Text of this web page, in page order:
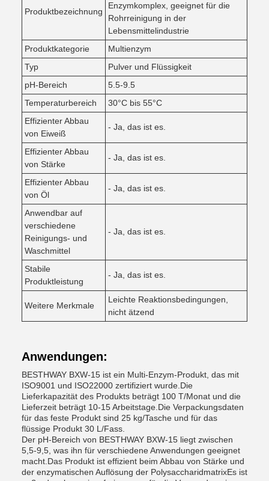
Produktbezeichnung
Enzymkomplex, geeignet für die
Rohrreinigung in der
Lebensmittelindustrie
Produktkategorie
Multienzym
Typ
Pulver und Flüssigkeit
pH-Bereich
5.5-9.5
Temperaturbereich
30°C bis 55°C
Effizienter Abbau
von Eiweiß
- Ja, das ist es.
Effizienter Abbau
von Stärke
- Ja, das ist es.
Effizienter Abbau
von Öl
- Ja, das ist es.
Anwendbar auf
verschiedene
Reinigungs- und
Waschmittel
- Ja, das ist es.
Stabile
Produktleistung
- Ja, das ist es.
Weitere Merkmale
Leichte Reaktionsbedingungen,
nicht ätzend
Anwendungen:
BESTHWAY BXW-15 ist ein Multi-Enzym-Produkt, das mit
ISO9001 und ISO22000 zertifiziert wurde.Die
Lieferkapazität des Produkts beträgt 100 T/Monat und die
Lieferzeit beträgt 10-15 Arbeitstage.Die Verpackungsdaten
für das feste Produkt sind 25 kg/Tasche und für das
flüssige Produkt 30 L/Fass.
Der pH-Bereich von BESTHWAY BXW-15 liegt zwischen
5,5-9,5, was ihn für verschiedene Anwendungen geeignet
macht.Das Produkt ist effizient beim Abbau von Stärke und
der enzymatischen Auflösung der PolysaccharidmatrixEs ist